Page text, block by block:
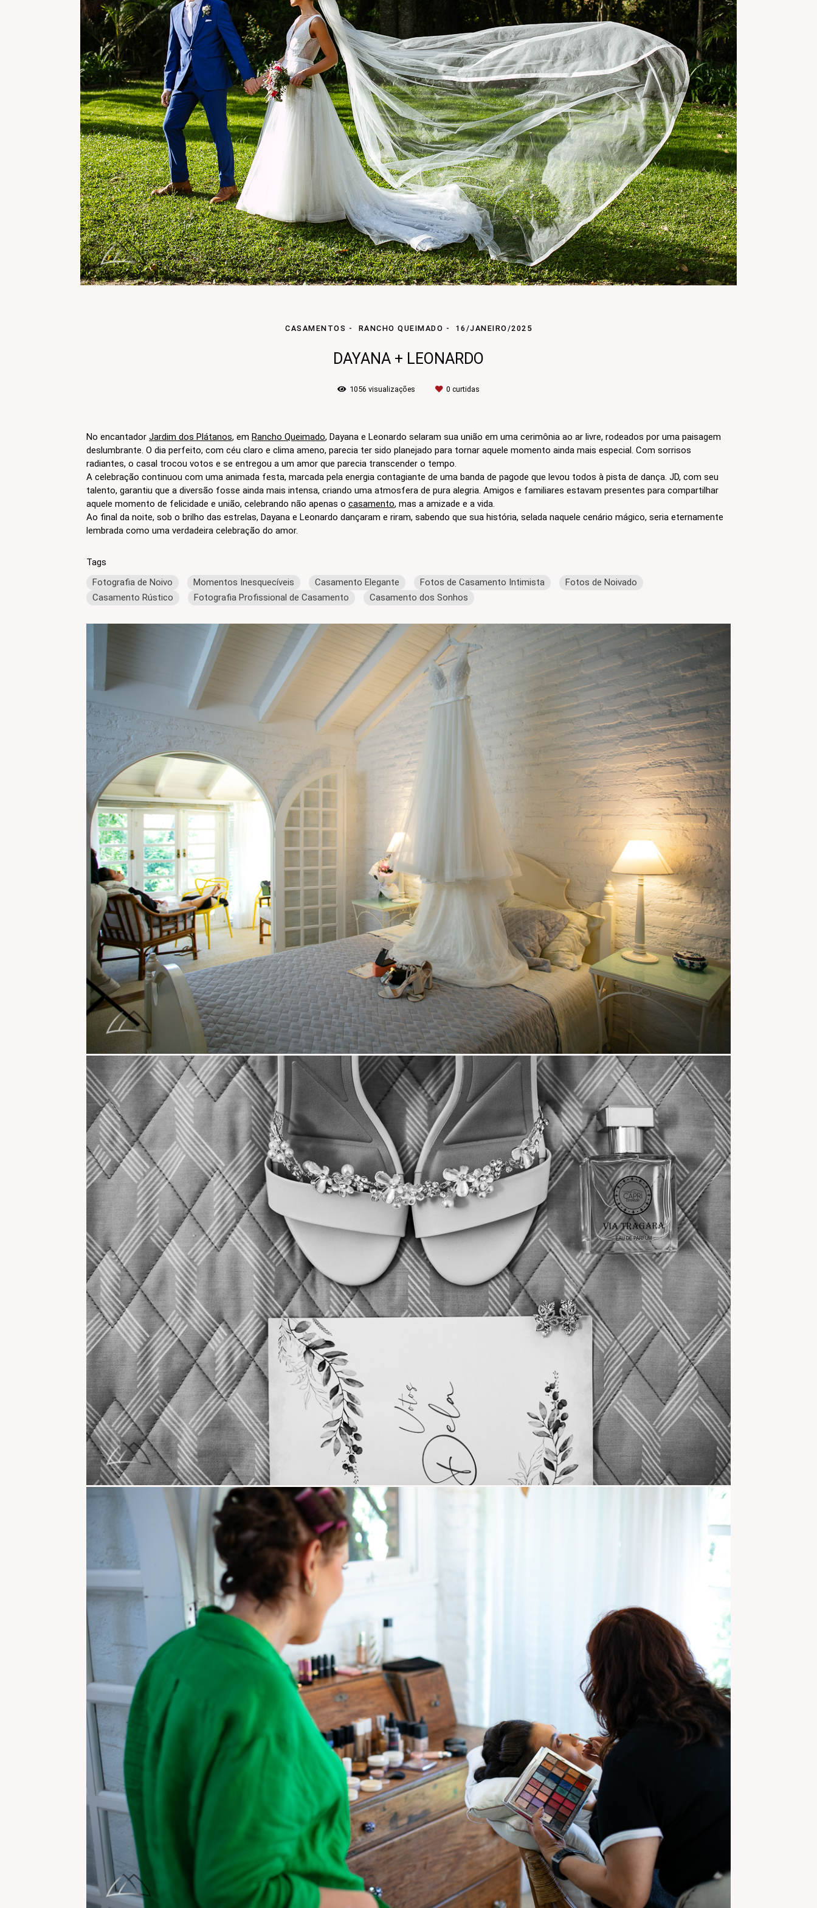
CASAMENTOS RANCHO QUEIMADO 16/JANEIRO/2025
DAYANA + LEONARDO
1056 visualizações 0 curtidas
No encantador Jardim dos Plátanos, em Rancho Queimado, Dayana e Leonardo selaram sua união em uma cerimônia ao ar livre, rodeados por uma paisagem
deslumbrante. O dia perfeito, com céu claro e clima ameno, parecia ter sido planejado para tornar aquele momento ainda mais especial. Com sorrisos
radiantes, o casal trocou votos e se entregou a um amor que parecia transcender o tempo.
A celebração continuou com uma animada festa, marcada pela energia contagiante de uma banda de pagode que levou todos à pista de dança. JD, com seu
talento, garantiu que a diversão fosse ainda mais intensa, criando uma atmosfera de pura alegria. Amigos e familiares estavam presentes para compartilhar
aquele momento de felicidade e união, celebrando não apenas o casamento, mas a amizade e a vida.
Ao final da noite, sob o brilho das estrelas, Dayana e Leonardo dançaram e riram, sabendo que sua história, selada naquele cenário mágico, seria eternamente
lembrada como uma verdadeira celebração do amor.
Tags
Fotografia de Noivo
Momentos Inesquecíveis Casamento Elegante Fotos de Casamento Intimista
Fotos de Noivado
Casamento Rústico
Fotografia Profissional de Casamento Casamento dos Sonhos